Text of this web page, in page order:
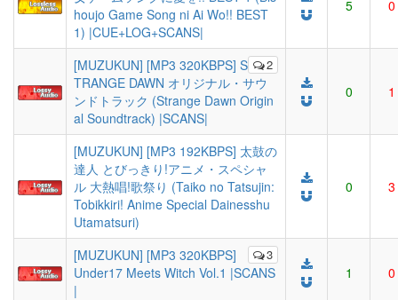
houjo Game Song ni Ai Wo!! BEST
1) |CUE+LOG+SCANS|
5 0
2
[MUZUKUN] [MP3 320KBPS] S
TRANGE DAWN オリジナル・サウ
ンドトラック (Strange Dawn Origin
al Soundtrack) |SCANS|
0 1
[MUZUKUN] [MP3 192KBPS] 太鼓の
達人 とびっきり!アニメ・スペシャ
ル 大熱唱!歌祭り (Taiko no Tatsujin:
Tobikkiri! Anime Special Dainesshu
Utamatsuri)
0 3
3
[MUZUKUN] [MP3 320KBPS]
Under17 Meets Witch Vol.1 |SCANS
|
1 0